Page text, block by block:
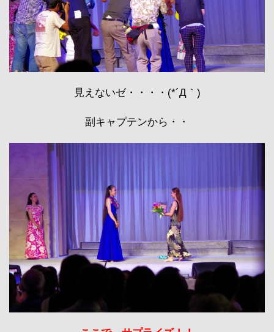
見えないゼ・・・・(*´Д｀)
副キャプテンから・・